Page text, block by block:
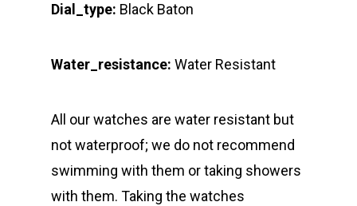
Dial_type: Black Baton
Water_resistance: Water Resistant
All our watches are water resistant but
not waterproof; we do not recommend
swimming with them or taking showers
with them. Taking the watches